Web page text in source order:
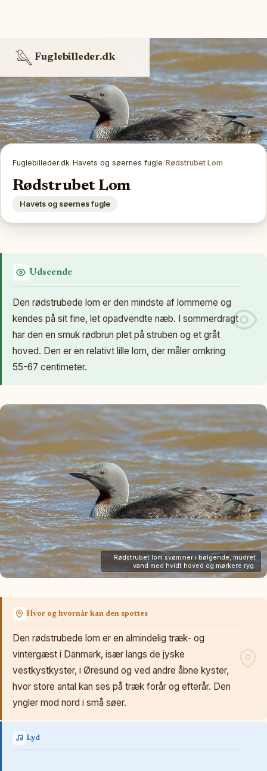
Fuglebilleder.dk
Fuglebilleder.dk/Havets og søernes fugle/Rødstrubet Lom
Rødstrubet Lom
Havets og søernes fugle
Udseende
Den rødstrubede lom er den mindste af lommerne og
kendes på sit fine, let opadvendte næb. I sommerdragt
har den en smuk rødbrun plet på struben og et gråt
hoved. Den er en relativt lille lom, der måler omkring
55-67 centimeter.
Rødstrubet lom svømmer i bølgende, mudret
vand med hvidt hoved og mørkere ryg.
Hvor og hvornår kan den spottes
Den rødstrubede lom er en almindelig træk- og
vintergæst i Danmark, især langs de jyske
vestkystkyster, i Øresund og ved andre åbne kyster,
hvor store antal kan ses på træk forår og efterår. Den
yngler mod nord i små søer.
Lyd